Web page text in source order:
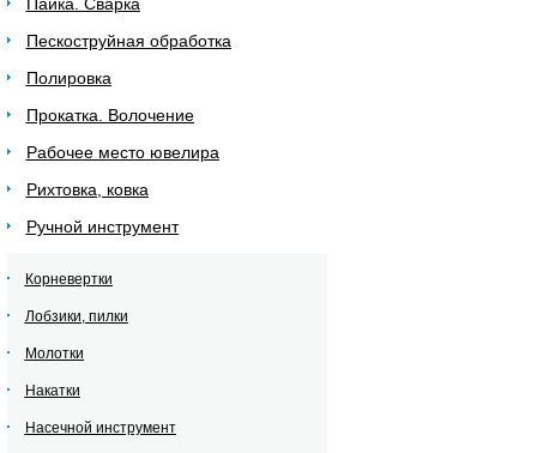
Пескоструйная обработка
Полировка
Прокатка. Волочение
Рабочее место ювелира
Рихтовка, ковка
Ручной инструмент
Корневертки
Лобзики, пилки
Молотки
Накатки
Насечной инструмент